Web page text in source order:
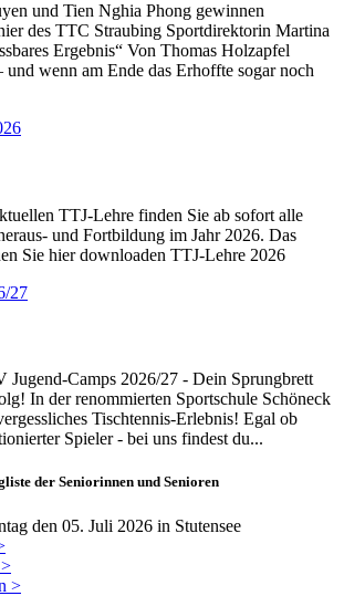
und Tien Nghia Phong gewinnen
des TTC Straubing Sportdirektorin Martina
Ergebnis“ Von Thomas Holzapfel
wenn am Ende das Erhoffte sogar noch
TTJ-Lehre finden Sie ab sofort alle
und Fortbildung im Jahr 2026. Das
Sie hier downloaden TTJ-Lehre 2026
Jugend-Camps 2026/27 - Dein Sprungbrett
In der renommierten Sportschule Schöneck
Tischtennis-Erlebnis! Egal ob
Spieler - bei uns findest du...
der Seniorinnen und Senioren
den 05. Juli 2026 in Stutensee
>